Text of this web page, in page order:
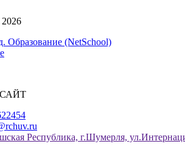
2026
Образование (NetSchool)
Республика, г.Шумерля,